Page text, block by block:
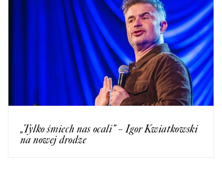
„Tylko śmiech nas ocali” – Igor Kwiatkowski
na nowej drodze